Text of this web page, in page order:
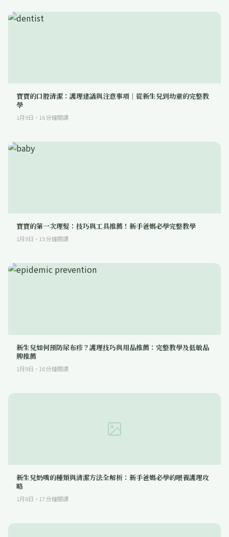
寶寶的口腔清潔：護理建議與注意事項｜從新生兒到幼童的完整教
學
1月9日 · 16分鐘閱讀
寶寶的第一次理髮：技巧與工具推薦！新手爸媽必學完整教學
1月9日 · 15分鐘閱讀
新生兒如何預防尿布疹？護理技巧與用品推薦：完整教學及低敏品
牌推薦
1月9日 · 16分鐘閱讀
新生兒奶嘴的種類與清潔方法全解析：新手爸媽必學的喂養護理攻
略
1月8日 · 17分鐘閱讀